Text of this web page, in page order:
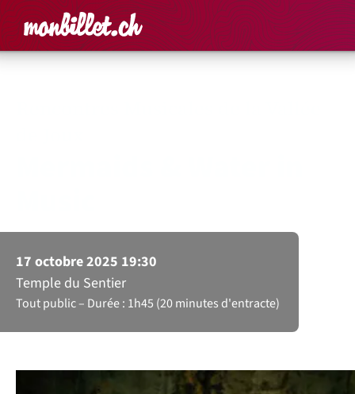
Accueil Rechercher un
Panier
17 octobre 2025 19:30
Temple du Sentier
Tout public Durée : 1h45 (20 minutes d'entracte)